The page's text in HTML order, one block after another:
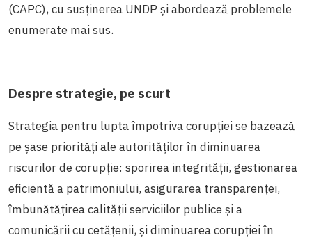
(CAPC), cu susținerea UNDP și abordează problemele
enumerate mai sus.
Despre strategie, pe scurt
Strategia pentru lupta împotriva corupției se bazează
pe șase priorități ale autorităților în diminuarea
riscurilor de corupție: sporirea integrității, gestionarea
eficientă a patrimoniului, asigurarea transparenței,
îmbunătățirea calității serviciilor publice și a
comunicării cu cetățenii, și diminuarea corupției în